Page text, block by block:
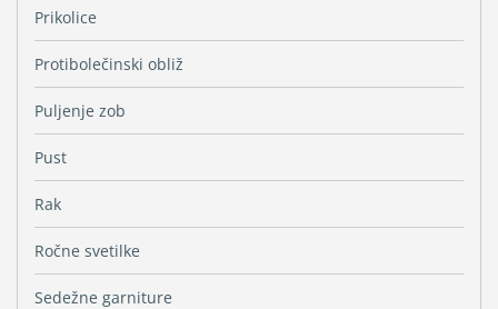
Prikolice
Protibolečinski obliž
Puljenje zob
Pust
Rak
Ročne svetilke
Sedežne garniture